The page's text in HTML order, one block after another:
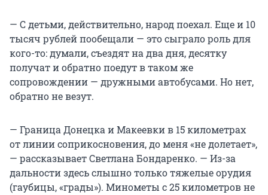
— С детьми, действительно, народ поехал. Еще и 10
тысяч рублей пообещали — это сыграло роль для
кого-то: думали, съездят на два дня, десятку
получат и обратно поедут в таком же
сопровождении — дружными автобусами. Но нет,
обратно не везут.
— Граница Донецка и Макеевки в 15 километрах
от линии соприкосновения, до меня «не долетает»,
— рассказывает Светлана Бондаренко. — Из-за
дальности здесь слышно только тяжелые орудия
(гаубицы, «грады»). Минометы с 25 километров не